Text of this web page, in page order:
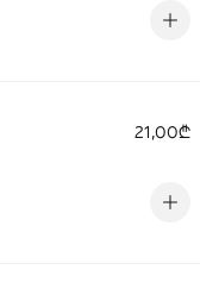
21,00₾